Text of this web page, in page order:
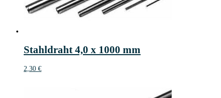
Stahldraht 4,0 x 1000 mm
2,30 €